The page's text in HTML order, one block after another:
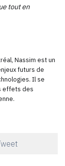
tout en
Nassim est un
futurs de
Il se
effets des